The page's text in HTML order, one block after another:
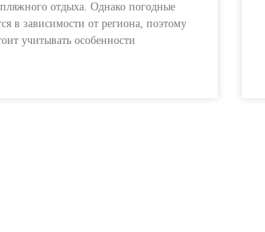
отдыха. Однако погодные
в зависимости от региона, поэтому
учитывать особенности